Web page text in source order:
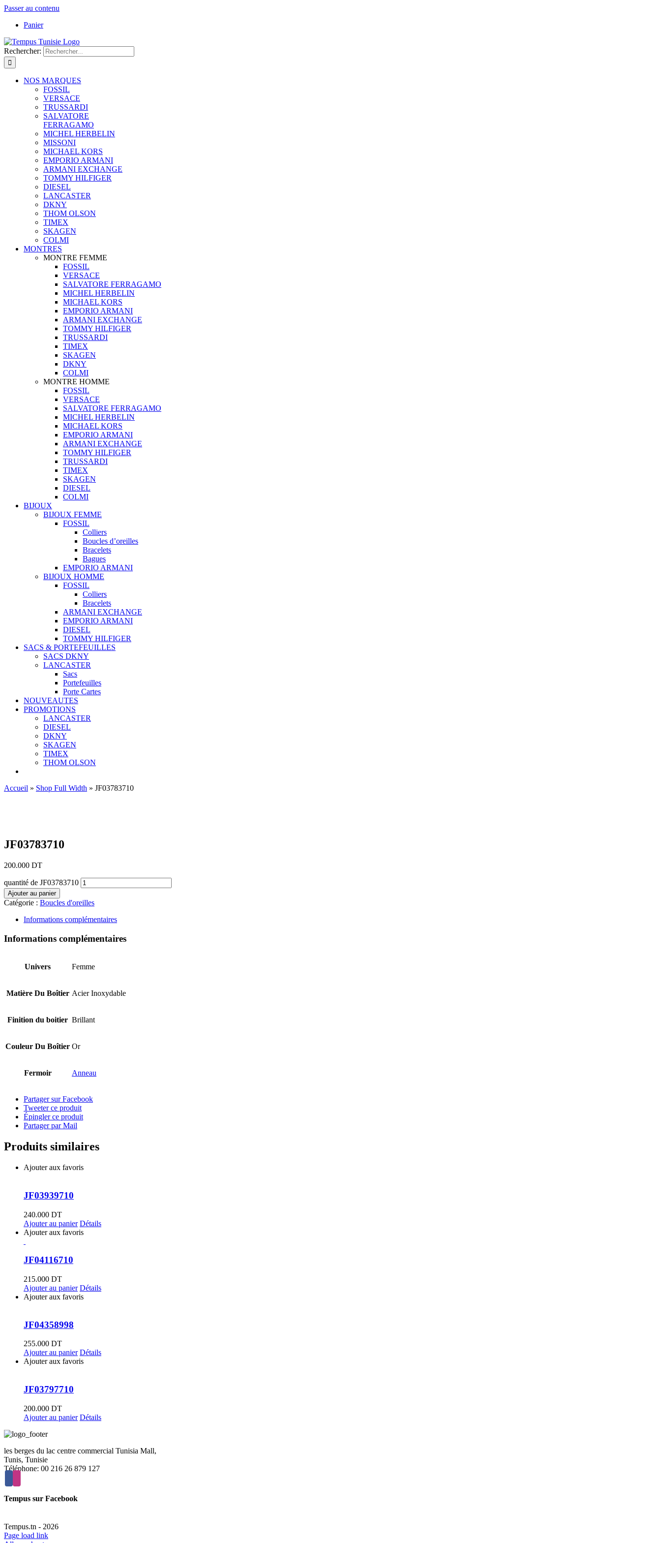
Passer au contenu
Panier
Rechercher:
NOS MARQUES
FOSSIL
VERSACE
TRUSSARDI
SALVATORE
FERRAGAMO
MICHEL HERBELIN
MISSONI
MICHAEL KORS
EMPORIO ARMANI
ARMANI EXCHANGE
TOMMY HILFIGER
DIESEL
LANCASTER
DKNY
THOM OLSON
TIMEX
SKAGEN
COLMI
MONTRES
MONTRE FEMME
FOSSIL
VERSACE
SALVATORE FERRAGAMO
MICHEL HERBELIN
MICHAEL KORS
EMPORIO ARMANI
ARMANI EXCHANGE
TOMMY HILFIGER
TRUSSARDI
TIMEX
SKAGEN
DKNY
COLMI
MONTRE HOMME
FOSSIL
VERSACE
SALVATORE FERRAGAMO
MICHEL HERBELIN
MICHAEL KORS
EMPORIO ARMANI
ARMANI EXCHANGE
TOMMY HILFIGER
TRUSSARDI
TIMEX
SKAGEN
DIESEL
COLMI
BIJOUX
BIJOUX FEMME
FOSSIL
Colliers
Boucles d’oreilles
Bracelets
Bagues
EMPORIO ARMANI
BIJOUX HOMME
FOSSIL
Colliers
Bracelets
ARMANI EXCHANGE
EMPORIO ARMANI
DIESEL
TOMMY HILFIGER
SACS & PORTEFEUILLES
SACS DKNY
LANCASTER
Sacs
Portefeuilles
Porte Cartes
NOUVEAUTES
PROMOTIONS
LANCASTER
DIESEL
DKNY
SKAGEN
TIMEX
THOM OLSON
Accueil » Shop Full Width » JF03783710
JF03783710
200.000 DT
quantité de JF03783710
Ajouter au panier
Catégorie : Boucles d'oreilles
Informations complémentaires
Informations complémentaires
Univers Femme
Matière Du Boîtier Acier Inoxydable
Finition du boitier Brillant
Couleur Du Boîtier Or
Fermoir Anneau
Partager sur Facebook
Tweeter ce produit
Épingler ce produit
Partager par Mail
Produits similaires
Ajouter aux favoris
JF03939710
240.000 DT
Ajouter au panier Détails
Ajouter aux favoris
JF04116710
215.000 DT
Ajouter au panier Détails
Ajouter aux favoris
JF04358998
255.000 DT
Ajouter au panier Détails
Ajouter aux favoris
JF03797710
200.000 DT
Ajouter au panier Détails
les berges du lac centre commercial Tunisia Mall,
Tunis, Tunisie
Téléphone: 00 216 26 879 127
Tempus sur Facebook
Tempus.tn - 2026
Page load link